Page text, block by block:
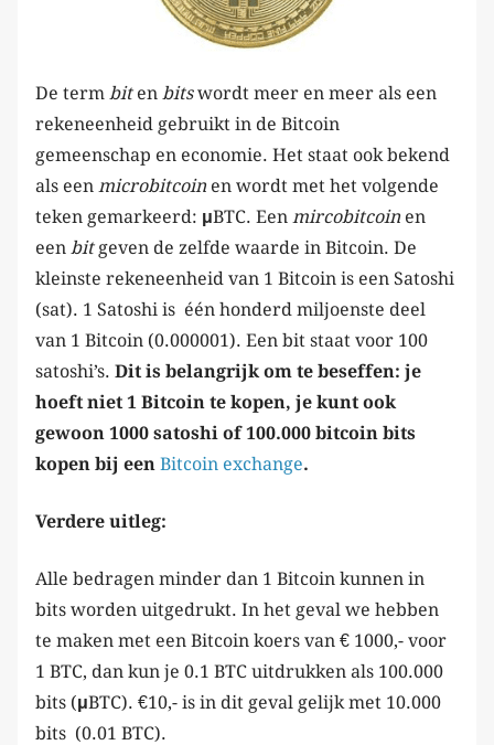
De term biten bitswordt meer en meer als een
rekeneenheid gebruikt in de Bitcoin
gemeenschap en economie. Het staat ook bekend
als een microbitcoin en wordt met het volgende
teken gemarkeerd: μBTC. Een mircobitcoin en
een bitgeven de zelfde waarde in Bitcoin. De
kleinste rekeneenheid van 1 Bitcoin is een Satoshi
(sat). 1 Satoshi is één honderd miljoenste deel
van 1 Bitcoin (0.000001). Een bit staat voor 100
satoshi’s. Dit is belangrijk om te beseffen: je
hoeft niet 1 Bitcoin te kopen, je kunt ook
gewoon 1000 satoshi of 100.000 bitcoin bits
kopen bij een Bitcoin exchange.
Verdere uitleg:
Alle bedragen minder dan 1 Bitcoin kunnen in
bits worden uitgedrukt. In het geval we hebben
te maken met een Bitcoin koers van € 1000,- voor
1 BTC, dan kun je 0.1 BTC uitdrukken als 100.000
bits (μBTC). €10,- is in dit geval gelijk met 10.000
bits (0.01 BTC).